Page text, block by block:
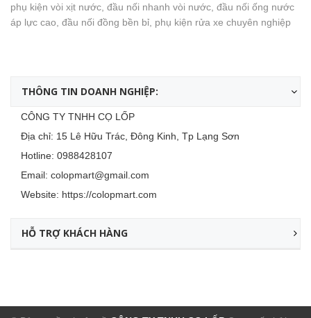
phụ kiện vòi xịt nước, đầu nối nhanh vòi nước, đầu nối ống nước
áp lực cao, đầu nối đồng bền bỉ, phụ kiện rửa xe chuyên nghiệp
THÔNG TIN DOANH NGHIỆP:
CÔNG TY TNHH CỌ LỐP
Địa chỉ: 15 Lê Hữu Trác, Đông Kinh, Tp Lạng Sơn
Hotline: 0988428107
Email: colopmart@gmail.com
Website: https://colopmart.com
HỖ TRỢ KHÁCH HÀNG